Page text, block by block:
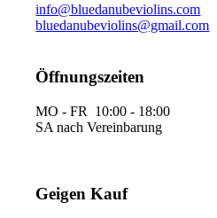
info@bluedanubeviolins.com
bluedanubeviolins@gmail.com
Öffnungszeiten
MO - FR 10:00 - 18:00
SA nach Vereinbarung
Geigen Kauf